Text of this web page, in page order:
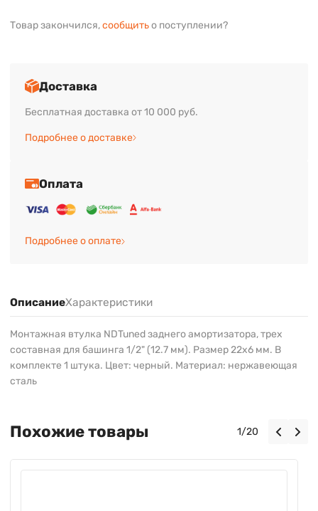
Товар закончился,сообщитьо поступлении?
Доставка
Бесплатная доставка от 10 000 руб.
Подробнее о доставке
Оплата
Подробнее о оплате
ОписаниеХарактеристики
Монтажная втулка NDTuned заднего амортизатора, трех
составная для башинга 1/2" (12.7 мм). Размер 22х6 мм. В
комплекте 1 штука. Цвет: черный. Материал: нержавеющая
сталь
Похожие товары 1/20